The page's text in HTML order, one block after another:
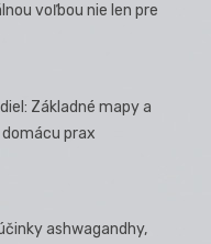
voľbou nie len pre
Základné mapy a
prax
ashwagandhy,